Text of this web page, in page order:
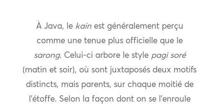
À Java, le kainest généralement perçu
comme une tenue plus officielle que le
sarong. Celui-ci arbore le style pagi soré
(matin et soir), où sont juxtaposés deux motifs
distincts, mais parents, sur chaque moitié de
l’étoffe. Selon la façon dont on se l’enroule